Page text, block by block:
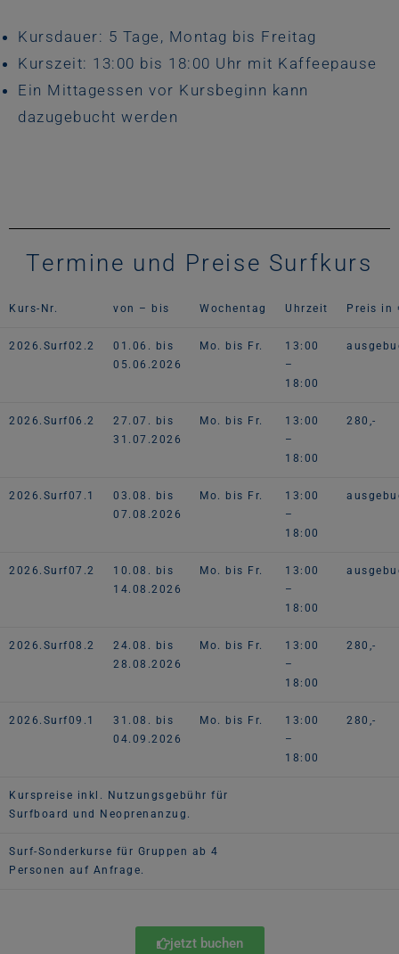
Kursdauer: 5 Tage, Montag bis Freitag
Kurszeit: 13:00 bis 18:00 Uhr mit Kaffeepause
Ein Mittagessen vor Kursbeginn kann
dazugebucht werden
Termine und Preise Surfkurs
Kurs-Nr. von – bis Wochentag Uhrzeit Preis in
2026.Surf02.2
01.06. bis
05.06.2026
Mo. bis Fr.
13:00
–
18:00
2026.Surf06.2
27.07. bis
31.07.2026
Mo. bis Fr.
13:00
–
18:00
280,-
2026.Surf07.1
03.08. bis
07.08.2026
Mo. bis Fr.
13:00
–
18:00
2026.Surf07.2
10.08. bis
14.08.2026
Mo. bis Fr.
13:00
–
18:00
2026.Surf08.2
24.08. bis
28.08.2026
Mo. bis Fr.
13:00
–
18:00
280,-
2026.Surf09.1
31.08. bis
04.09.2026
Mo. bis Fr.
13:00
–
18:00
280,-
Kurspreise inkl. Nutzungsgebühr für
Surfboard und Neoprenanzug.
Surf-Sonderkurse für Gruppen ab 4
Personen auf Anfrage.
jetzt buchen